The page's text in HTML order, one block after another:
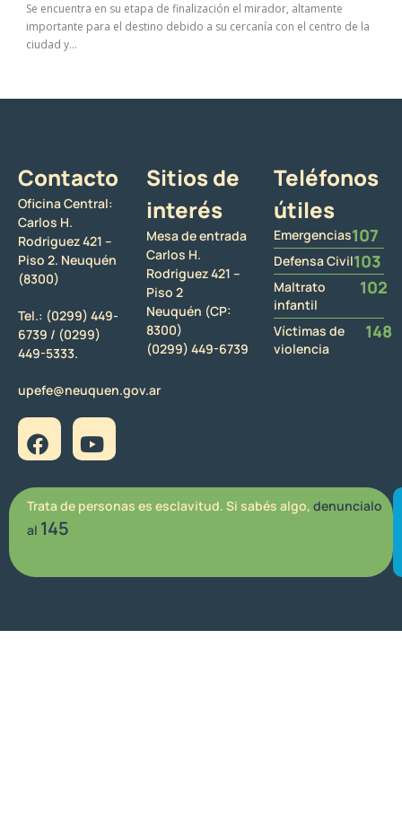
Se encuentra en su etapa de finalización el mirador, altamente
importante para el destino debido a su cercanía con el centro de la
ciudad y...
Contacto
Oficina Central:
Carlos H.
Rodriguez 421 –
Piso 2. Neuquén
(8300)
Tel.: (0299) 449-
6739 / (0299)
449-5333.
upefe@neuquen.gov.ar
Sitios de
interés
Mesa de entrada
Carlos H.
Rodriguez 421 –
Piso 2
Neuquén (CP:
8300)
(0299) 449-6739
Teléfonos
útiles
Emergencias107
Defensa Civil103
Maltrato
infantil
102
Víctimas de
violencia
148
Trata de personas es esclavitud. Si sabés algo, denuncialo
al 145